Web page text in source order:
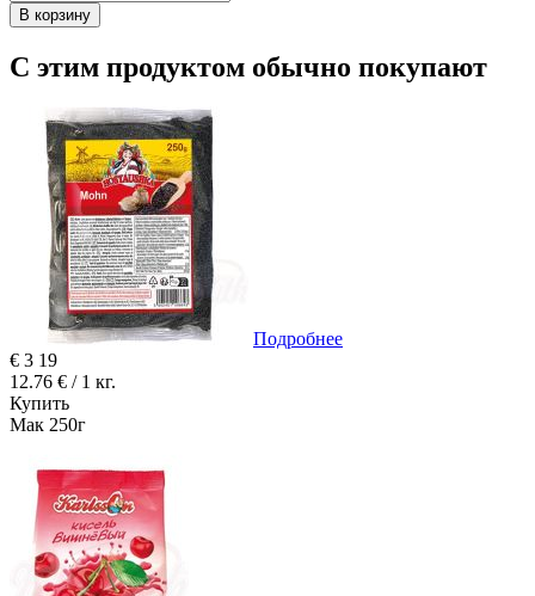
В корзину
С этим продуктом обычно покупают
Подробнее
€ 3 19
12.76 € / 1 кг.
Купить
Мак 250г